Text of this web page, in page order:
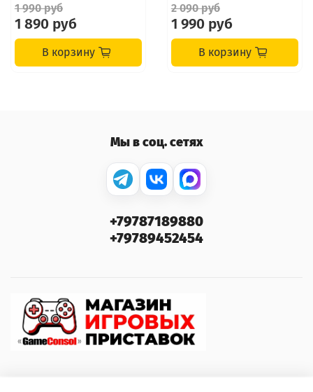
1 990 руб
1 890 руб
В корзину
2 090 руб
1 990 руб
В корзину
Мы в соц. сетях
+79787189880
+79789452454